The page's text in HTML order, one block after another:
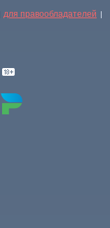
для правообладателей |